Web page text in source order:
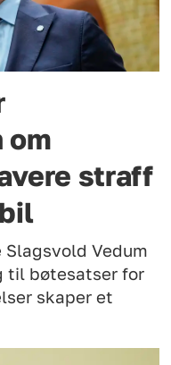
om
straff
Vedum
til bøtesatser for
skaper et